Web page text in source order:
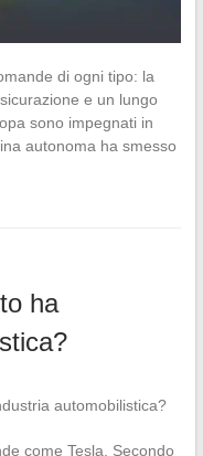
di ogni tipo: la
e un lungo
sono impegnati in
autonoma ha smesso
ha
come Tesla. Secondo